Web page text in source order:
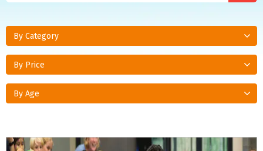
By Category
By Price
By Age